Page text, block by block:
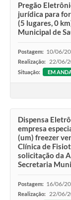
Pregão
jurídica para
(5 lugares, 0
Municipal de
Postagem: 10/06/
Realização: 22/06/
Situação: EM
Dispensa
empresa
(um) freezer
Clínica de
solicitação da
Secretaria
Postagem: 16/06/
Realização: 22/06/